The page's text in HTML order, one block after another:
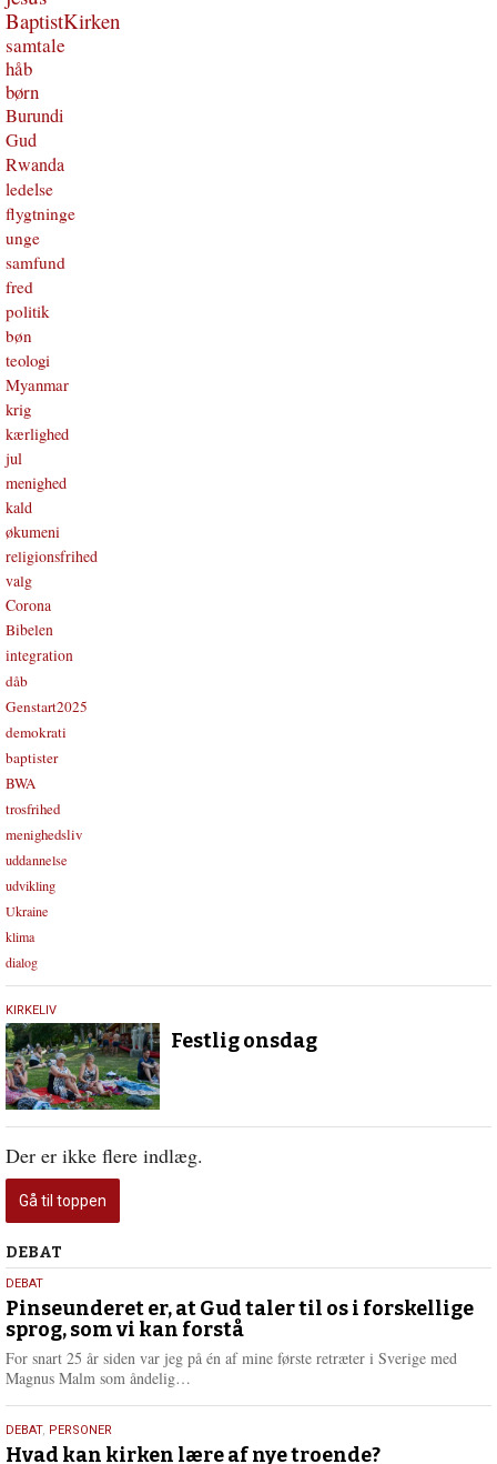
BaptistKirken
samtale
håb
børn
Burundi
Gud
Rwanda
ledelse
flygtninge
unge
samfund
fred
politik
bøn
teologi
Myanmar
krig
kærlighed
jul
menighed
kald
økumeni
religionsfrihed
valg
Corona
Bibelen
integration
dåb
Genstart2025
demokrati
baptister
BWA
trosfrihed
menighedsliv
uddannelse
udvikling
Ukraine
klima
dialog
21.
juli
2022
KIRKELIV
Festlig onsdag
Der er ikke flere indlæg.
Gå til toppen
Debat
DEBAT
5.
august
2026
DEBAT
Pinseunderet er, at Gud taler til os i forskellige
sprog, som vi kan forstå
For snart 25 år siden var jeg på én af mine første retræter i Sverige med
Magnus Malm som åndelig…
e
25.
juli
DEBAT, PERSONER
Hvad kan kirken lære af nye troende?